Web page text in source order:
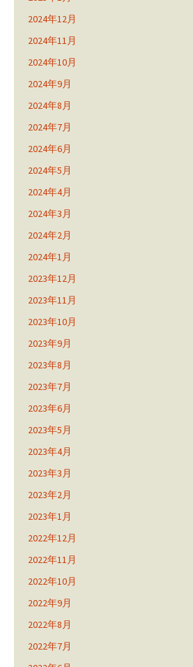
2024年12月
2024年11月
2024年10月
2024年9月
2024年8月
2024年7月
2024年6月
2024年5月
2024年4月
2024年3月
2024年2月
2024年1月
2023年12月
2023年11月
2023年10月
2023年9月
2023年8月
2023年7月
2023年6月
2023年5月
2023年4月
2023年3月
2023年2月
2023年1月
2022年12月
2022年11月
2022年10月
2022年9月
2022年8月
2022年7月